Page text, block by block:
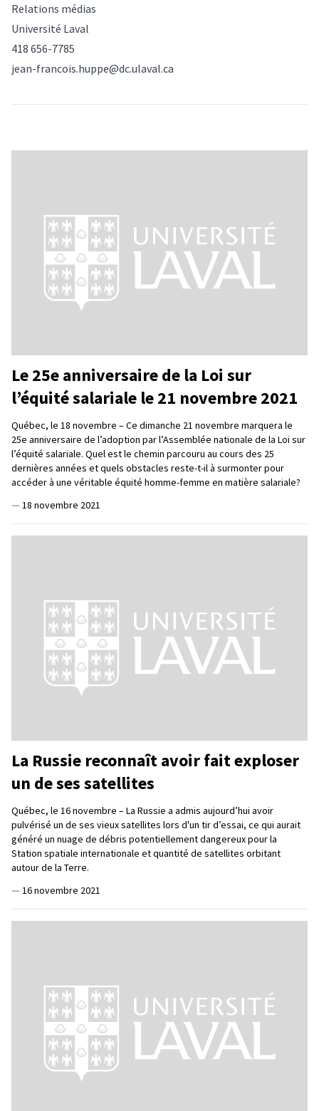
Relations médias
Université Laval
418 656-7785
jean-francois.huppe@dc.ulaval.ca
Le 25e anniversaire de la Loi sur
l’équité salariale le 21 novembre 2021
Québec, le 18 novembre – Ce dimanche 21 novembre marquera le
25e anniversaire de l’adoption par l’Assemblée nationale de la Loi sur
l’équité salariale. Quel est le chemin parcouru au cours des 25
dernières années et quels obstacles reste-t-il à surmonter pour
accéder à une véritable équité homme-femme en matière salariale?
— 18 novembre 2021
La Russie reconnaît avoir fait exploser
un de ses satellites
Québec, le 16 novembre – La Russie a admis aujourd’hui avoir
pulvérisé un de ses vieux satellites lors d'un tir d’essai, ce qui aurait
généré un nuage de débris potentiellement dangereux pour la
Station spatiale internationale et quantité de satellites orbitant
autour de la Terre.
— 16 novembre 2021